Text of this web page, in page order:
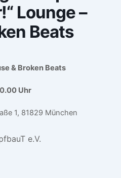
Lounge –
Beats
& Broken Beats
Uhr
1, 81829 München
e.V.